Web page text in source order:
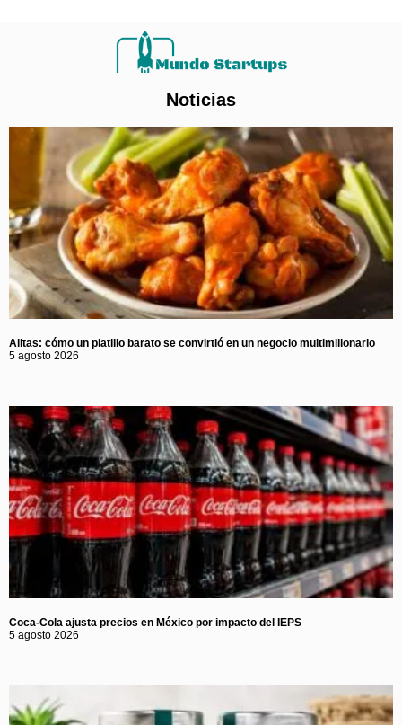
Noticias
Alitas: cómo un platillo barato se convirtió en un negocio multimillonario
5 agosto 2026
Coca-Cola ajusta precios en México por impacto del IEPS
5 agosto 2026